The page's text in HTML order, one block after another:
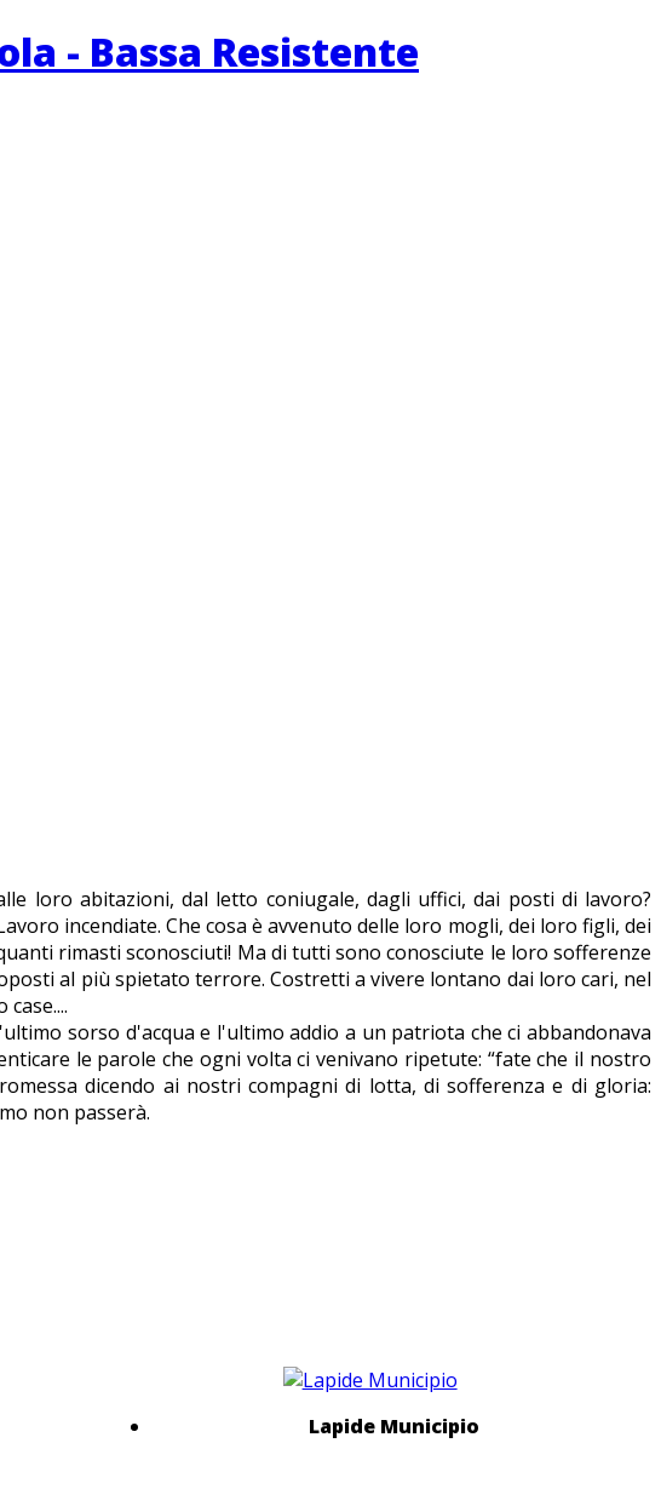
loro abitazioni, dal letto coniugale, dagli uffici, dai posti di lavoro?
incendiate. Che cosa è avvenuto delle loro mogli, dei loro figli, dei
rimasti sconosciuti! Ma di tutti sono conosciute le loro sofferenze
al più spietato terrore. Costretti a vivere lontano dai loro cari, nel
sorso d'acqua e l'ultimo addio a un patriota che ci abbandonava
le parole che ogni volta ci venivano ripetute: “fate che il nostro
dicendo ai nostri compagni di lotta, di sofferenza e di gloria:
non passerà.
Lapide Municipio